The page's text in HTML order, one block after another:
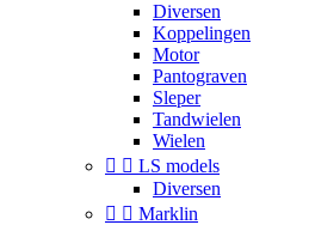
Diversen
Koppelingen
Motor
Pantograven
Sleper
Tandwielen
Wielen
  LS models
Diversen
  Marklin